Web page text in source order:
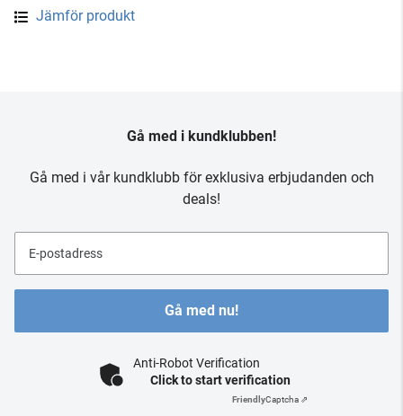
Jämför produkt
Gå med i kundklubben!
Gå med i vår kundklubb för exklusiva erbjudanden och
deals!
E-postadress
Gå med nu!
Anti-Robot Verification
Click to start verification
FriendlyCaptcha ⇗